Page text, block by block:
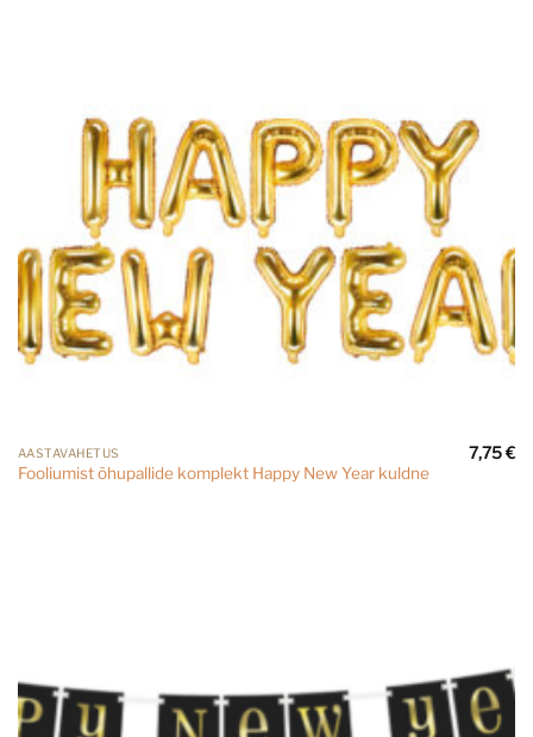
AASTAVAHETUS
Fooliumist õhupallide komplekt Happy New Year kuldne
7,75€